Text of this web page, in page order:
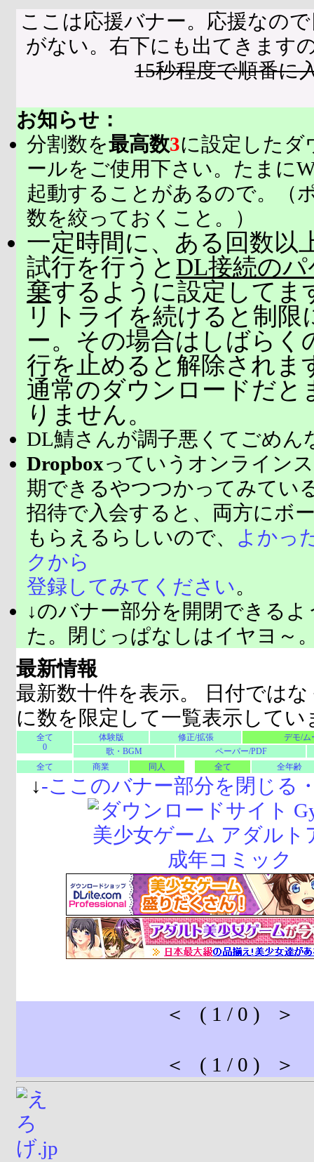
ここは応援バナー。応援なの
がない。右下にも出てきます
15秒程度で順番に
お知らせ：
分割数を最高数3に設定したダ
ールをご使用下さい。たまに
起動することがあるので。（
数を絞っておくこと。）
一定時間に、ある回数以
試行を行うと DL接続の
棄するように設定してま
リトライを続けると制限
ー。その場合はしばらく
行を止めると解除されま
通常のダウンロードだと
りません。
DL鯖さんが調子悪くてごめん
Dropboxっていうオンライン
期できるやつつかってみてい
招待で入会すると、両方にボ
もらえるらしいので、
よかっ
クから
登録してみてください。
↓のバナー部分を開閉できる
た。閉じっぱなしはイヤヨ～
最新情報
最新数十件を表示。 日付では
に数を限定して一覧表示してい
全て
0
体験版 修正/拡張
デモ/ム
歌・BGM
ペーパー/PDF
全て
商業 同人 全て 全年齢
↓-ここのバナー部分を閉じる
＜ ( 1 / 0 ) ＞
＜ ( 1 / 0 ) ＞